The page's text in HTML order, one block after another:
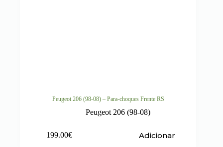
Peugeot 206 (98-08) – Para-choques Frente RS
Peugeot 206 (98-08)
199.00€ Adicionar